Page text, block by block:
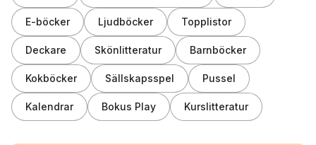
E-böcker Ljudböcker Topplistor
Deckare Skönlitteratur Barnböcker
Kokböcker Sällskapsspel Pussel
Kalendrar Bokus Play Kurslitteratur